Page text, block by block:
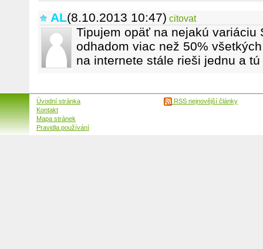
AL(8.10.2013 10:47) citovat
Tipujem opäť na nejakú variáciu
odhadom viac než 50%
na internete stále rieši jednu a
Úvodní stránka
Kontakt
Mapa stránek
Pravidla používání
RSS nejnovější články